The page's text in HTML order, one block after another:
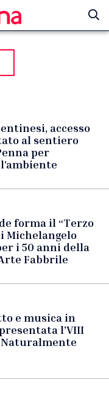
accesso
al sentiero
per
forma il “Terzo
Michelangelo
i 50 anni della
Fabbrile
e musica in
l’VIII